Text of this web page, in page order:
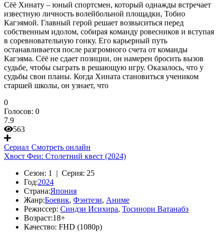
Сёё Хинату – юный спортсмен, который однажды встречает
известную личность волейбольной площадки, Тобио
Кагэямой. Главный герой решает возвыситься перед
собственным идолом, собирая команду ровесников и вступая
в соревновательную гонку. Его карьерный путь
останавливается после разгромного счета от команды
Кагэяма. Сёё не сдает позиции, он намерен бросить вызов
судьбе, чтобы сыграть в решающую игру. Оказалось, что у
судьбы свои планы. Когда Хината становиться учеником
старшей школы, он узнает, что
0
Голосов: 0
7.9
563
Сериал Смотреть онлайн
Хвост Феи: Столетний квест (2024)
Сезон: 1 | Серия: 25
Год:2024
Страна:Япония
Жанр:Боевик, Фэнтези, Аниме
Режиссер: Синдзи Исихира, Тосинори Ватанабэ
Возраст:18+
Качество: FHD (1080p)